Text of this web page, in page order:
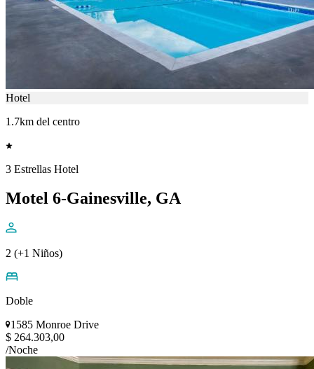
Hotel
1.7km del centro
3 Estrellas Hotel
Motel 6-Gainesville, GA
2 (+1 Niños)
Doble
1585 Monroe Drive
$ 264.303,00
/Noche